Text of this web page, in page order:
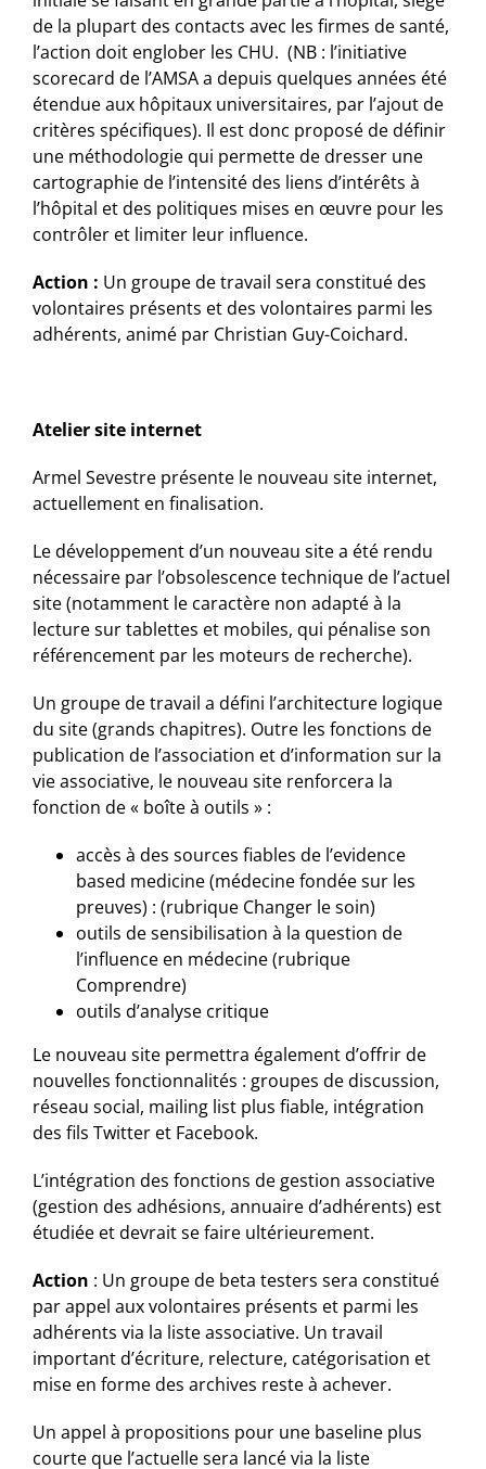
de la plupart des contacts avec les firmes de santé,
l’action doit englober les CHU. (NB : l’initiative
scorecard de l’AMSA a depuis quelques années été
étendue aux hôpitaux universitaires, par l’ajout de
critères spécifiques). Il est donc proposé de définir
une méthodologie qui permette de dresser une
cartographie de l’intensité des liens d’intérêts à
l’hôpital et des politiques mises en œuvre pour les
contrôler et limiter leur influence.
Action : Un groupe de travail sera constitué des
volontaires présents et des volontaires parmi les
adhérents, animé par Christian Guy-Coichard.
Atelier site internet
Armel Sevestre présente le nouveau site internet,
actuellement en finalisation.
Le développement d’un nouveau site a été rendu
nécessaire par l’obsolescence technique de l’actuel
site (notamment le caractère non adapté à la
lecture sur tablettes et mobiles, qui pénalise son
référencement par les moteurs de recherche).
Un groupe de travail a défini l’architecture logique
du site (grands chapitres). Outre les fonctions de
publication de l’association et d’information sur la
vie associative, le nouveau site renforcera la
fonction de « boîte à outils » :
accès à des sources fiables de l’evidence
based medicine (médecine fondée sur les
preuves) : (rubrique Changer le soin)
outils de sensibilisation à la question de
l’influence en médecine (rubrique
Comprendre)
outils d’analyse critique
Le nouveau site permettra également d’offrir de
nouvelles fonctionnalités : groupes de discussion,
réseau social, mailing list plus fiable, intégration
des fils Twitter et Facebook.
L’intégration des fonctions de gestion associative
(gestion des adhésions, annuaire d’adhérents) est
étudiée et devrait se faire ultérieurement.
Action : Un groupe de beta testers sera constitué
par appel aux volontaires présents et parmi les
adhérents via la liste associative. Un travail
important d’écriture, relecture, catégorisation et
mise en forme des archives reste à achever.
Un appel à propositions pour une baseline plus
courte que l’actuelle sera lancé via la liste